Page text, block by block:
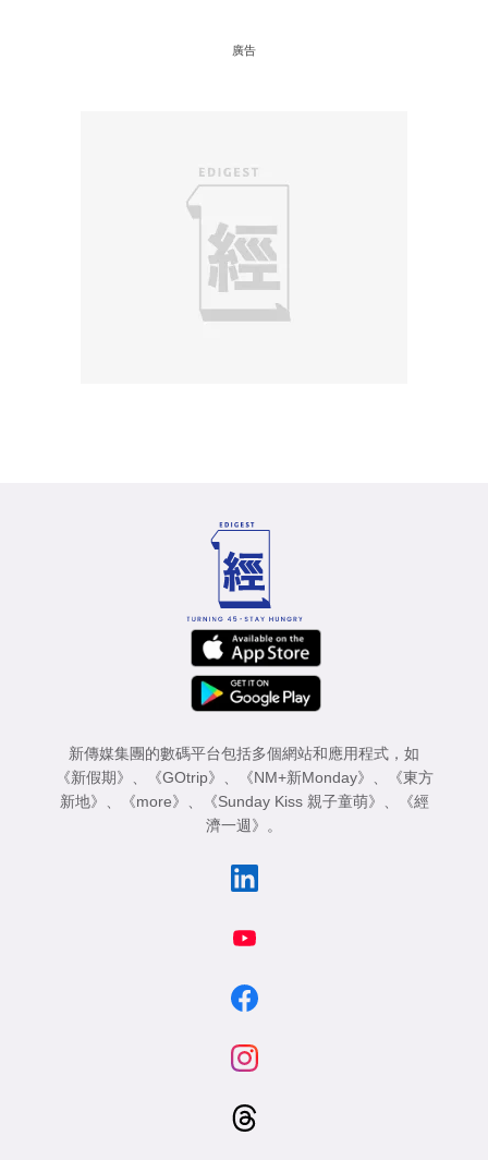
廣告
新傳媒集團的數碼平台包括多個網站和應用程式，如
《新假期》
《GOtrip》 《NM+新Monday》
《東方
新地》
《more》 《Sunday Kiss 親子童萌》
《經
濟一週》
。